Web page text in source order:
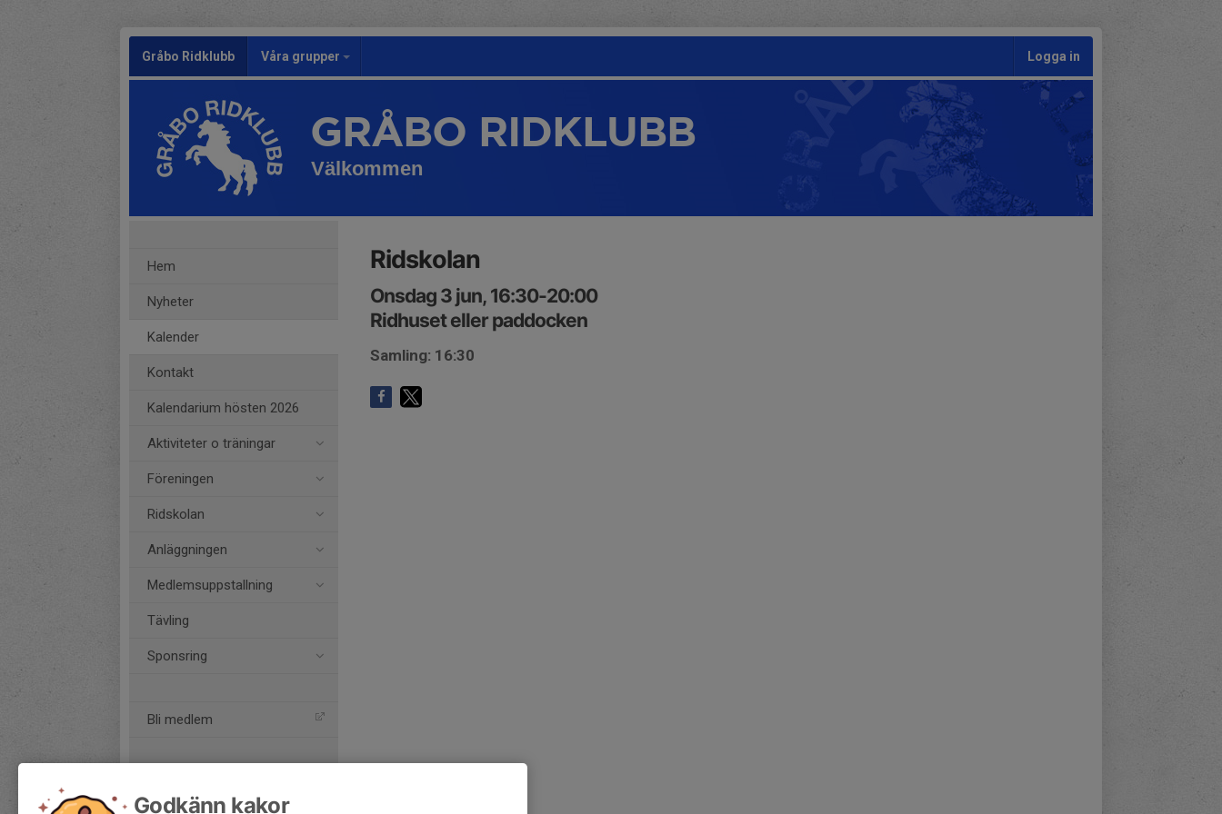
Gråbo Ridklubb Våra grupper Logga in
GRÅBO RIDKLUBB
Välkommen
Hem
Nyheter
Kalender
Kontakt
Kalendarium hösten 2026
Aktiviteter o träningar
Föreningen
Ridskolan
Anläggningen
Medlemsuppstallning
Tävling
Sponsring
Bli medlem
Ridskolan
Onsdag 3 jun, 16:30-20:00
Ridhuset eller paddocken
Samling: 16:30
Godkänn kakor